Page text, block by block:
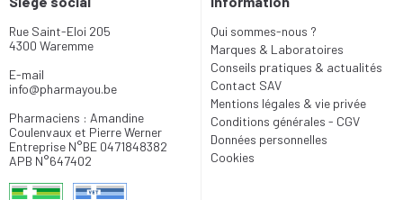
Rue Saint-Eloi 205
4300 Waremme
E-mail
info@pharmayou.be
Pharmaciens : Amandine
Coulenvaux et Pierre Werner
Entreprise N°BE 0471848382
APB N°647402
Qui sommes-nous ?
Marques & Laboratoires
Conseils pratiques & actualités
Contact SAV
Mentions légales & vie privée
Conditions générales - CGV
Données personnelles
Cookies